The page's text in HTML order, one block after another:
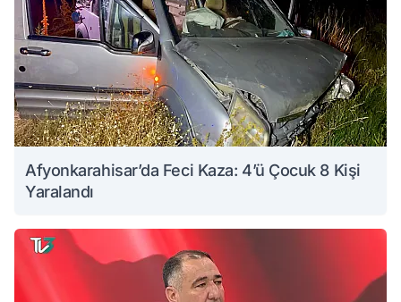
Afyonkarahisar’da Feci Kaza: 4’ü Çocuk 8 Kişi
Yaralandı